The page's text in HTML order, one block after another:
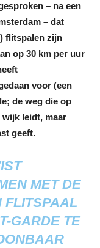
– na een
– dat
flitspalen zijn
op 30 km per uur
voor (een
de weg die op
wijk leidt, maar
geeft.
MET DE
FLITSPAAL
GARDE TE